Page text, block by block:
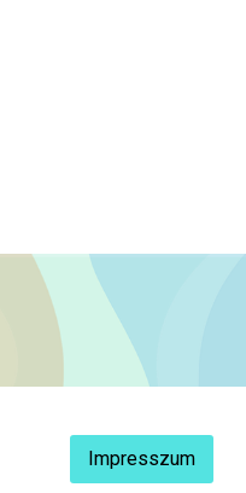
Impresszum